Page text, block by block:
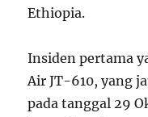
Ethiopia.
Insiden pertama
Air JT-610, yang
pada tanggal 29